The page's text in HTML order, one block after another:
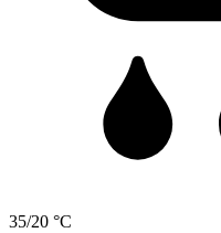
35/20 °C